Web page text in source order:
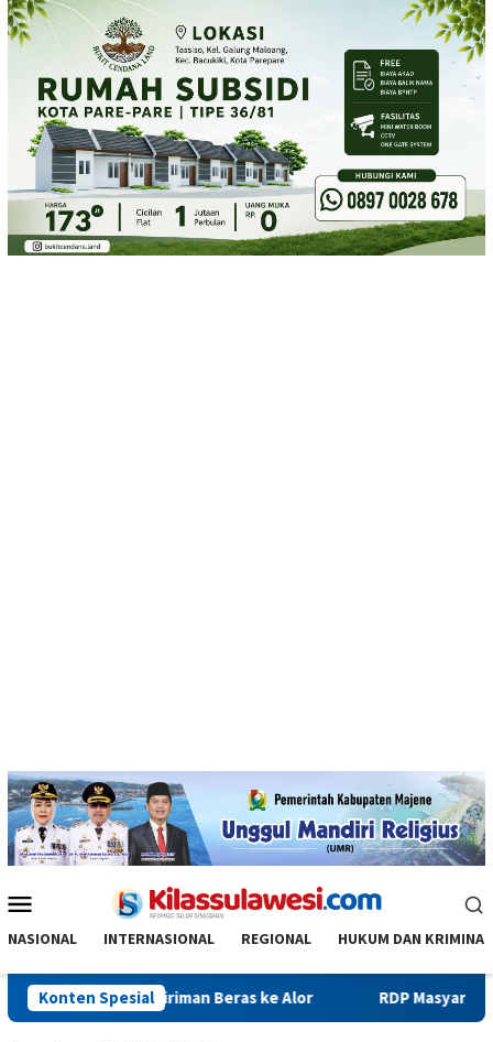
Loncat
ke
Mobile
NASIONAL INTERNASIONAL REGIONAL HUKUM DAN KRIMINAL
Konten Spesial
Pengiriman Beras ke Alor RDP Masyarakat dan